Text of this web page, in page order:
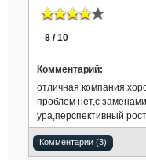
8 / 10
Комментарий:
отличная
проблем нет,с
ура,перспективный
Комментарии (3)